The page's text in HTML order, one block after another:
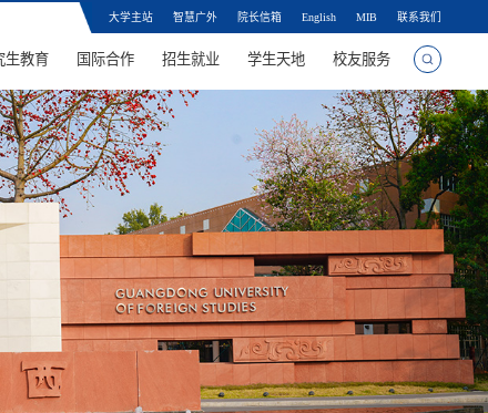
大学主站 智慧广外 院长信箱 English MIB 联系我们
生教育 国际合作 招生就业 学生天地 校友服务